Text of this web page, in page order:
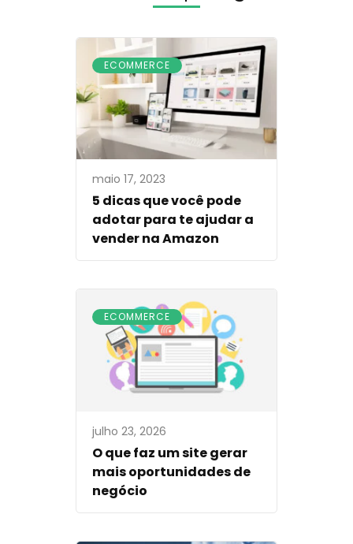
ECOMMERCE
maio 17, 2023
5 dicas que você pode
adotar para te ajudar a
vender na Amazon
ECOMMERCE
julho 23, 2026
O que faz um site gerar
mais oportunidades de
negócio